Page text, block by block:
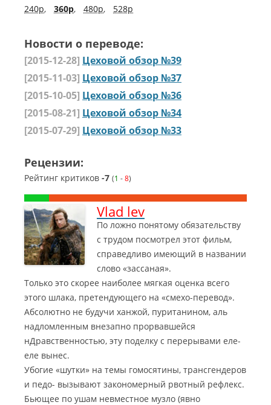
240p, 360p, 480p, 528p
Новости о переводе:
[2015-12-28] Цеховой обзор №39
[2015-11-03] Цеховой обзор №37
[2015-10-05] Цеховой обзор №36
[2015-08-21] Цеховой обзор №34
[2015-07-29] Цеховой обзор №33
Рецензии:
Рейтинг критиков -7 (1 -8)
Vlad lev
По ложно понятому обязательству
с трудом посмотрел этот фильм,
справедливо имеющий в названии
слово «зассаная».
Только это скорее наиболее мягкая оценка всего
этого шлака, претендующего на «смехо-перевод».
Абсолютно не будучи ханжой, пуританином, аль
надломленным внезапно прорвавшейся
нДравственностью, эту поделку с перерывами еле-
еле вынес.
Убогие «шутки» на темы гомосятины, трансгендеров
и педо- вызывают закономерный рвотный рефлекс.
Бьющее по ушам невместное музло (явно